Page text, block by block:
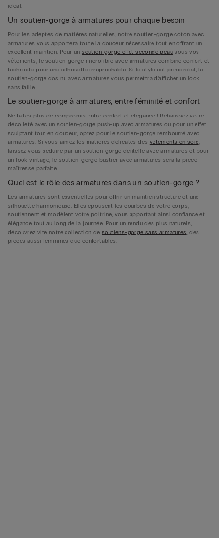
idéal.
Un soutien-gorge à armatures pour chaque besoin
Pour les adeptes de matières naturelles, notre soutien-gorge coton avec
armatures vous apportera toute la douceur nécessaire tout en offrant un
excellent maintien. Pour unsoutien-gorge effet seconde peau sous vos
vêtements, le soutien-gorge microfibre avec armatures combine confort et
technicité pour une silhouette irréprochable. Si le style est primordial, le
soutien-gorge dos nu avec armatures vous permettra d’afficher un look
sans faille.
Le soutien-gorge à armatures, entre féminité et confort
Ne faites plus de compromis entre confort et élégance ! Rehaussez votre
décolleté avec un soutien-gorge push-up avec armatures ou pour un effet
sculptant tout en douceur, optez pour le soutien-gorge rembourré avec
armatures. Si vous aimez les matières délicates des vêtements en soie,
laissez-vous séduire par un soutien-gorge dentelle avec armatures et pour
un look vintage, le soutien-gorge bustier avec armatures sera la pièce
maîtresse parfaite.
Quel est le rôle des armatures dans un soutien-gorge ?
Les armatures sont essentielles pour offrir un maintien structuré et une
silhouette harmonieuse. Elles épousent les courbes de votre corps,
soutiennent et modèlent votre poitrine, vous apportant ainsi confiance et
élégance tout au long de la journée. Pour un rendu des plus naturels,
découvrez vite notre collection de soutiens-gorge sans armatures, des
pièces aussi féminines que confortables.